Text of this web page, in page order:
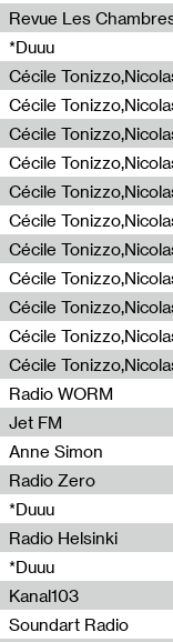
Revue Les
*Duuu
Radio WORM
Jet FM
Anne Simon
Radio Zero
*Duuu
Radio Helsinki
*Duuu
Kanal103
Soundart Radio